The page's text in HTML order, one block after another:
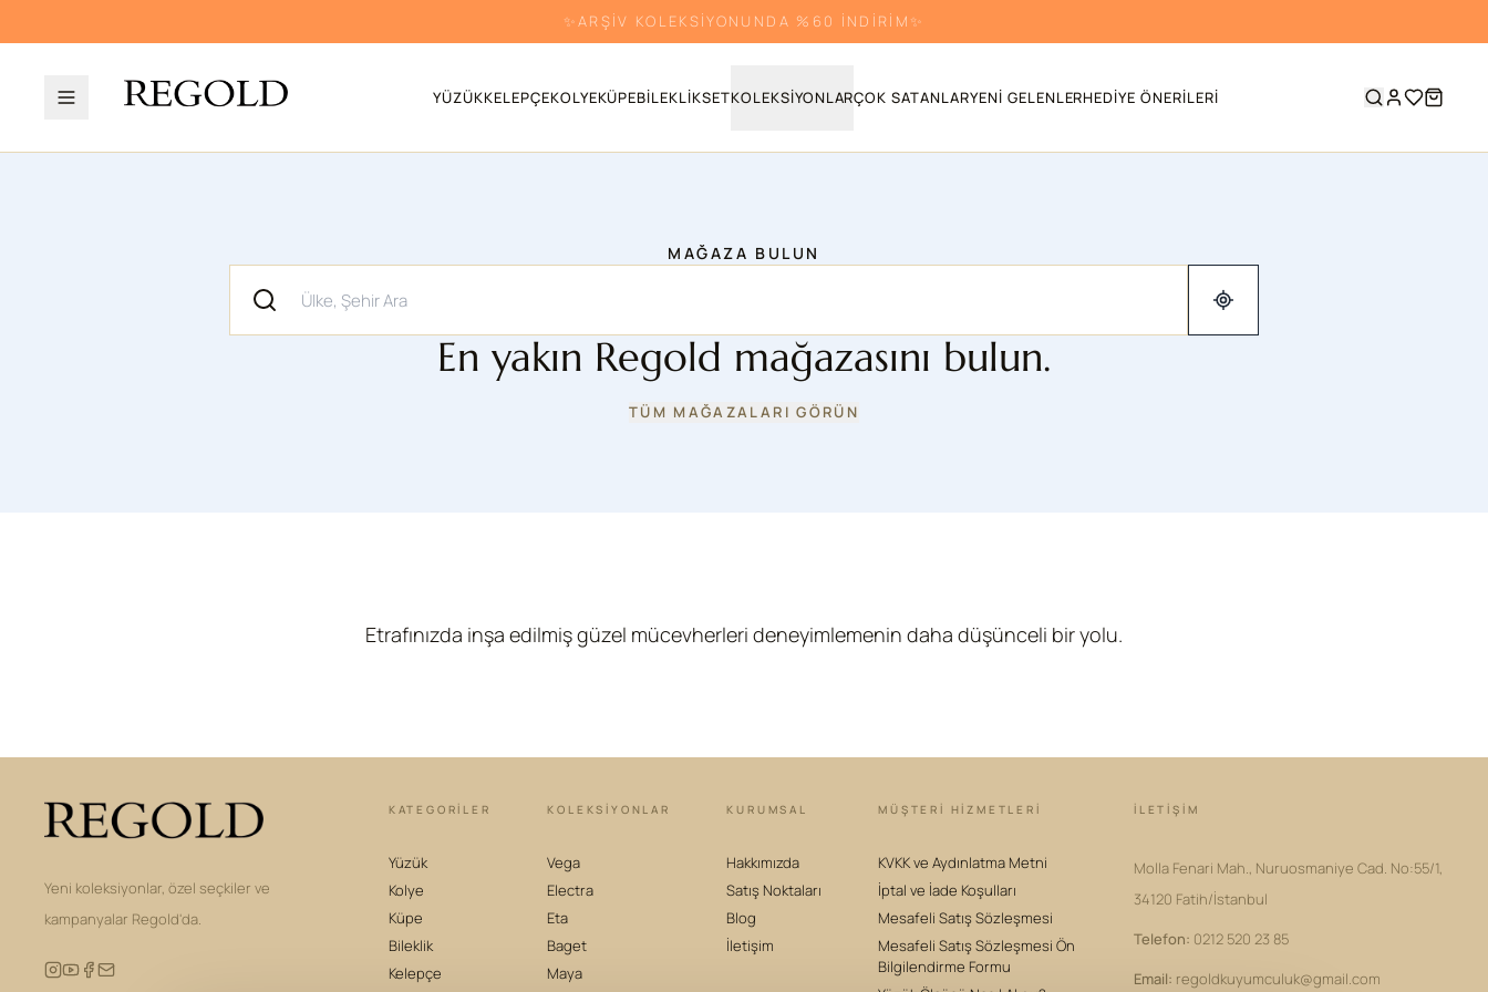
✨ARŞİV KOLEKSİYONUNDA %60 İNDİRİM✨
YÜZÜKKELEPÇEKOLYEKÜPEBILEKLIKSETKOLEKSIYONLARÇOK SATANLARYENI GELENLERHEDIYE ÖNERILERI
MAĞAZA BULUN
En yakın Regold mağazasını bulun.
TÜM MAĞAZALARI GÖRÜN
Etrafınızda inşa edilmiş güzel mücevherleri deneyimlemenin daha düşünceli bir yolu.
Yeni koleksiyonlar, özel seçkiler ve
kampanyalar Regold'da.
KATEGORILER
Yüzük
Kolye
Küpe
Bileklik
Kelepçe
KOLEKSIYONLAR
Vega
Electra
Eta
Baget
Maya
KURUMSAL
Hakkımızda
Satış Noktaları
Blog
İletişim
MÜŞTERİ HİZMETLERİ
KVKK ve Aydınlatma Metni
İptal ve İade Koşulları
Mesafeli Satış Sözleşmesi
Mesafeli Satış Sözleşmesi Ön
Bilgilendirme Formu
İLETIŞIM
Molla Fenari Mah., Nuruosmaniye Cad. No:55/1,
34120 Fatih/İstanbul
Telefon: 0212 520 23 85
Email: regoldkuyumculuk@gmail.com